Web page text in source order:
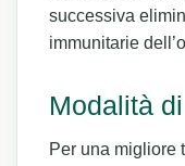
successiva
immunitarie
Modalità
Per una migliore